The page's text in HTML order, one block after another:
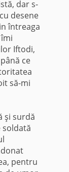
dar s-
desene
întreaga
Iftodi,
ce
să-mi
şi surdă
soldată
pentru